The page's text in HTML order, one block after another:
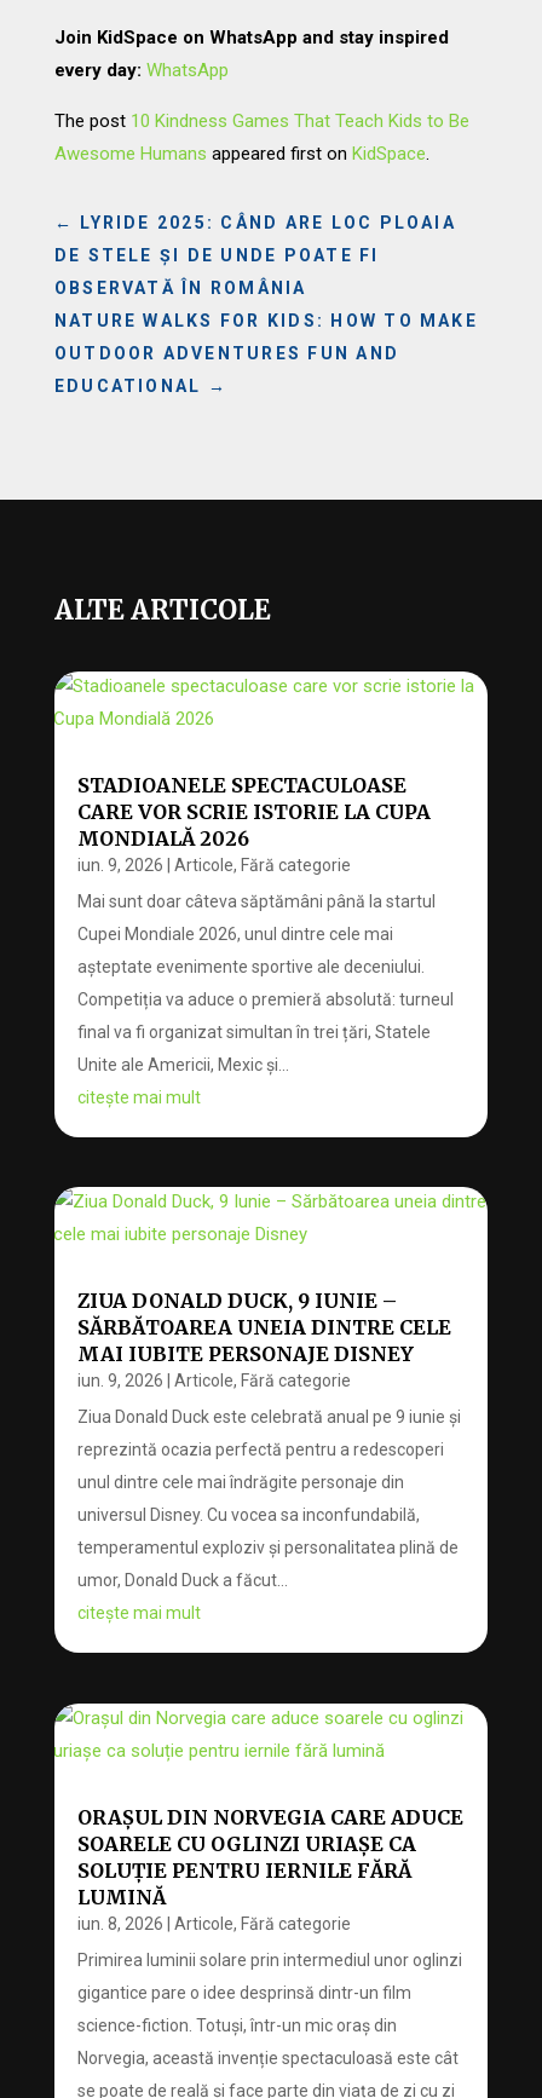
Join KidSpace on WhatsApp and stay inspired
every day: WhatsApp
The post 10 Kindness Games That Teach Kids to Be
Awesome Humans appeared first on KidSpace.
←
LYRIDE 2025: CÂND ARE LOC PLOAIA
DE STELE ȘI DE UNDE POATE FI
OBSERVATĂ ÎN ROMÂNIA
NATURE WALKS FOR KIDS: HOW TO MAKE
OUTDOOR ADVENTURES FUN AND
EDUCATIONAL
→
ALTE ARTICOLE
STADIOANELE SPECTACULOASE
CARE VOR SCRIE ISTORIE LA CUPA
MONDIALĂ 2026
iun. 9, 2026 Articole, Fără categorie
Mai sunt doar câteva săptămâni până la startul
Cupei Mondiale 2026, unul dintre cele mai
așteptate evenimente sportive ale deceniului.
Competiția va aduce o premieră absolută: turneul
final va fi organizat simultan în trei țări, Statele
Unite ale Americii, Mexic și...
citește mai mult
ZIUA DONALD DUCK, 9 IUNIE –
SĂRBĂTOAREA UNEIA DINTRE CELE
MAI IUBITE PERSONAJE DISNEY
iun. 9, 2026 Articole, Fără categorie
Ziua Donald Duck este celebrată anual pe 9 iunie și
reprezintă ocazia perfectă pentru a redescoperi
unul dintre cele mai îndrăgite personaje din
universul Disney. Cu vocea sa inconfundabilă,
temperamentul exploziv și personalitatea plină de
umor, Donald Duck a făcut...
citește mai mult
ORAȘUL DIN NORVEGIA CARE ADUCE
SOARELE CU OGLINZI URIAȘE CA
SOLUȚIE PENTRU IERNILE FĂRĂ
LUMINĂ
iun. 8, 2026 | Articole, Fără categorie
Primirea luminii solare prin intermediul unor oglinzi
gigantice pare o idee desprinsă dintr-un film
science-fiction. Totuși, într-un mic oraș din
Norvegia, această invenție spectaculoasă este cât
se poate de reală și face parte din viața de zi cu zi